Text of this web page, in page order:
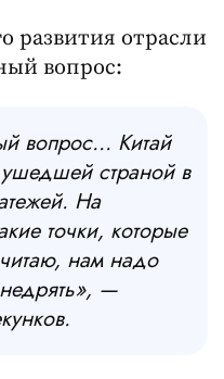
развития отрасли
вопрос:
вопрос... Китай
страной в
На
точки, которые
нам надо
—